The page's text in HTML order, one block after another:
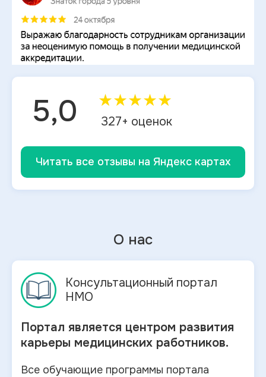
5,0 ★★★★★
327+ оценок
Читать все отзывы на Яндекс картах
О нас
Консультационный портал
НМО
Портал является центром развития
карьеры медицинских работников.
Все обучающие программы портала